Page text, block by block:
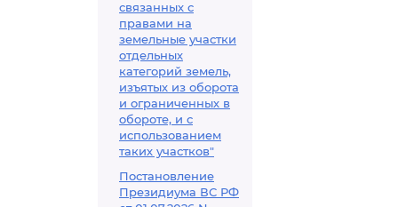
связанных с
правами на
земельные участки
отдельных
категорий земель,
изъятых из оборота
и ограниченных в
обороте, и с
использованием
таких участков"
Постановление
Президиума ВС РФ